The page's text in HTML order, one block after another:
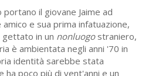
il giovane Jaime ad
e sua prima infatuazione,
in un nonluogostraniero,
è ambientata negli anni '70 in
identità sarebbe stata
ha poco più di vent'anni e un